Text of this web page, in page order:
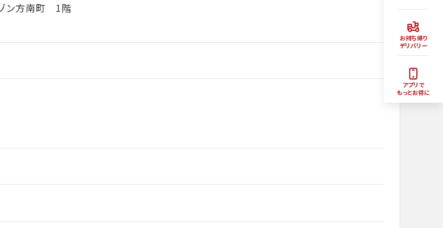
お持ち帰り
デリバリー
アプリで
もっとお得に
ン方南町 1階